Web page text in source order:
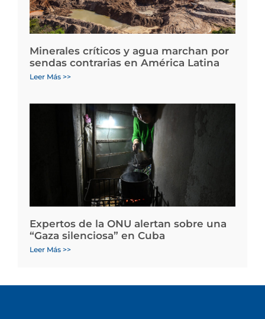
Minerales críticos y agua marchan por
sendas contrarias en América Latina
Leer Más >>
Expertos de la ONU alertan sobre una
“Gaza silenciosa” en Cuba
Leer Más >>